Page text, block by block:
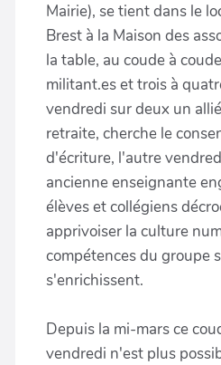
Mairie), se tient dans le
Brest à la Maison des
la table, au coude à
militant.es et trois à
vendredi sur deux un
retraite, cherche le
d'écriture, l'autre
ancienne enseignante
élèves et collégiens
apprivoiser la culture
compétences du groupe
s'enrichissent.
Depuis la mi-mars ce
vendredi n'est plus